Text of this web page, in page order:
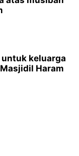
keluarga
Haram